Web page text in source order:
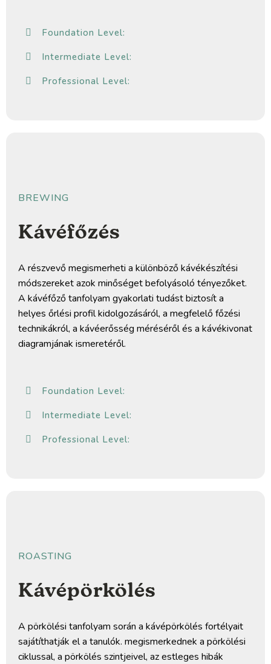
Foundation Level:
Intermediate Level:
Professional Level:
BREWING
Kávéfőzés
A részvevő megismerheti a különböző kávékészítési
módszereket azok minőséget befolyásoló tényezőket.
A kávéfőző tanfolyam gyakorlati tudást biztosít a
helyes őrlési profil kidolgozásáról, a megfelelő főzési
technikákról, a kávéerősség méréséről és a kávékivonat
diagramjának ismeretéről.
Foundation Level:
Intermediate Level:
Professional Level:
ROASTING
Kávépörkölés
A pörkölési tanfolyam során a kávépörkölés fortélyait
sajátíthatják el a tanulók. megismerkednek a pörkölési
ciklussal, a pörkölés szintjeivel, az estleges hibák